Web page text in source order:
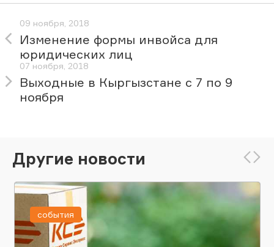
09 ноября, 2018
Изменение формы инвойса для
юридических лиц
07 ноября, 2018
Выходные в Кыргызстане с 7 по 9
ноября
Другие новости
события